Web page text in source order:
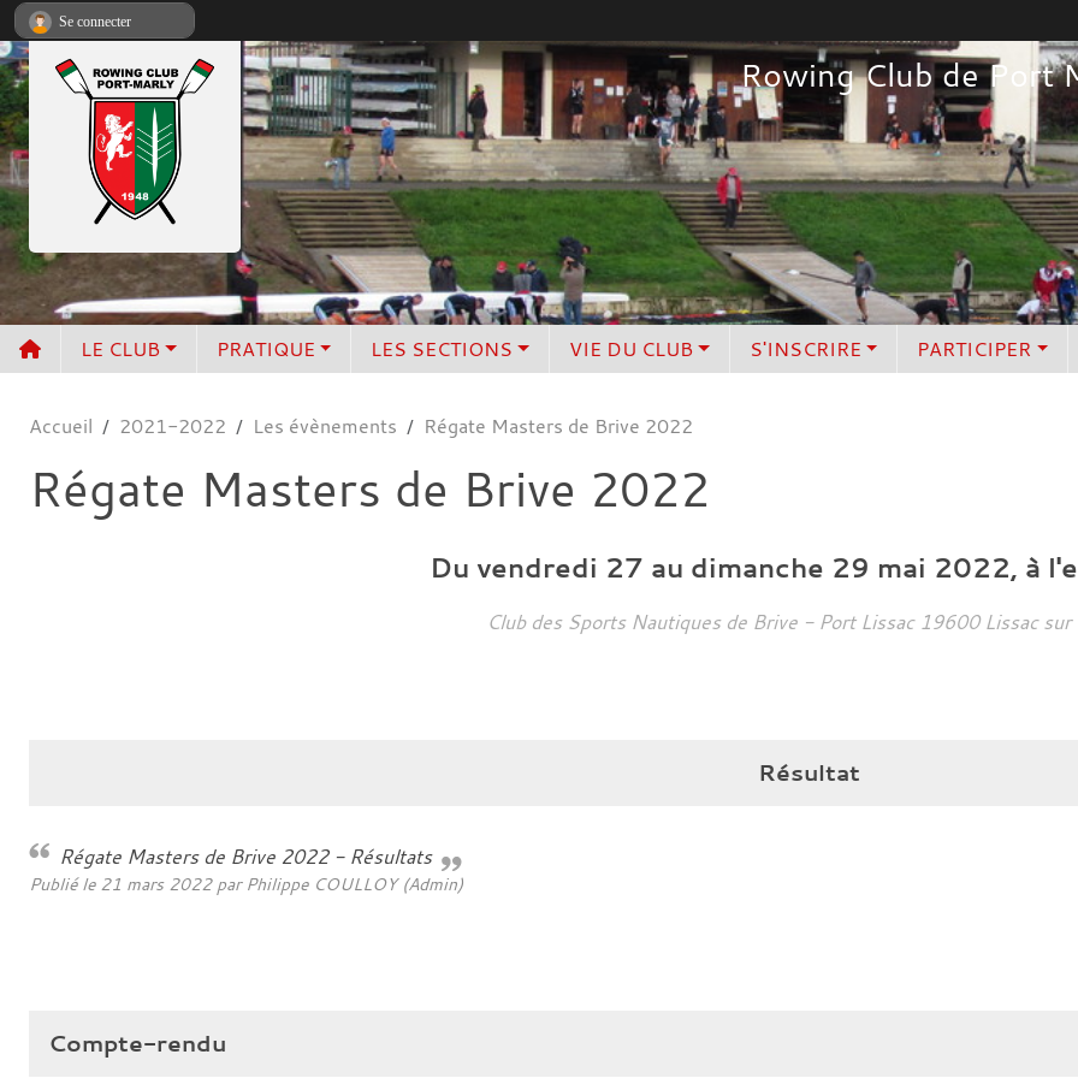
Rowing Club de Port
LE CLUB PRATIQUE LES SECTIONS VIE DU CLUB S'INSCRIRE PARTICIPER
Accueil 2021-2022 Les évènements Régate Masters de Brive 2022
Régate Masters de Brive 2022
Du vendredi 27 au dimanche 29 mai 2022, à
Club des Sports Nautiques de Brive - Port Lissac 19600 Lissac sur
Résultat
Régate Masters de Brive 2022 - Résultats
Publié le 21 mars 2022par Philippe COULLOY (Admin)
Compte-rendu
Se connecter
Panneau de gestion des cookies